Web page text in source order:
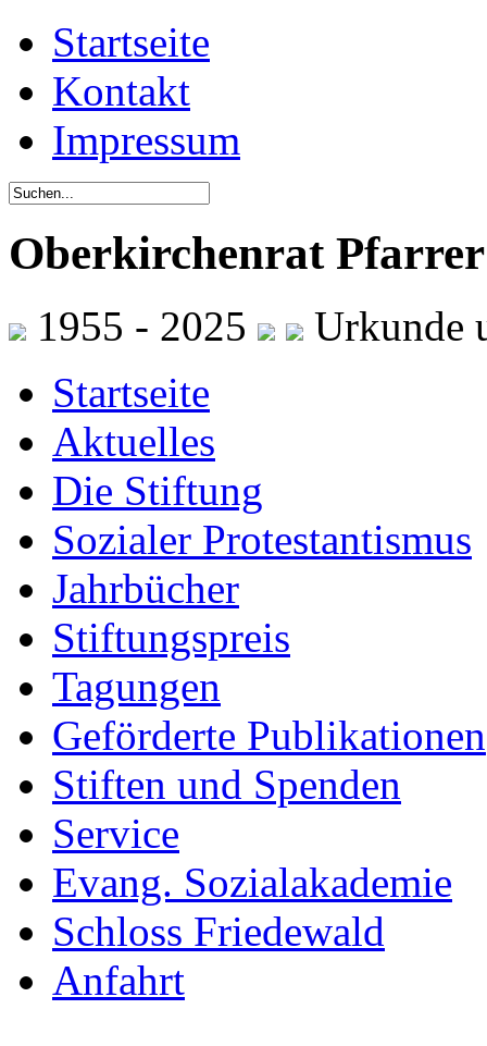
Startseite
Kontakt
Impressum
Oberkirchenrat
1955 - 2025
Urkunde
Startseite
Aktuelles
Die Stiftung
Sozialer Protestantismus
Jahrbücher
Stiftungspreis
Tagungen
Geförderte Publikationen
Stiften und Spenden
Service
Evang. Sozialakademie
Schloss Friedewald
Anfahrt